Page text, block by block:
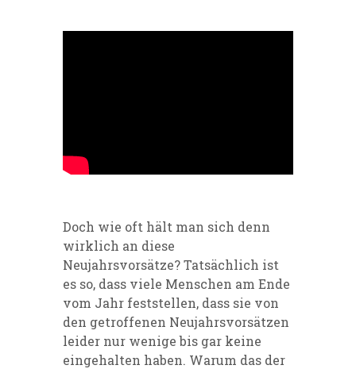
Doch wie oft hält man sich denn
wirklich an diese
Neujahrsvorsätze? Tatsächlich ist
es so, dass viele Menschen am Ende
vom Jahr feststellen, dass sie von
den getroffenen Neujahrsvorsätzen
leider nur wenige bis gar keine
eingehalten haben. Warum das der